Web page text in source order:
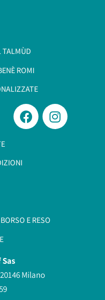
TALMÙD
ROMI​
E RESO
Milano